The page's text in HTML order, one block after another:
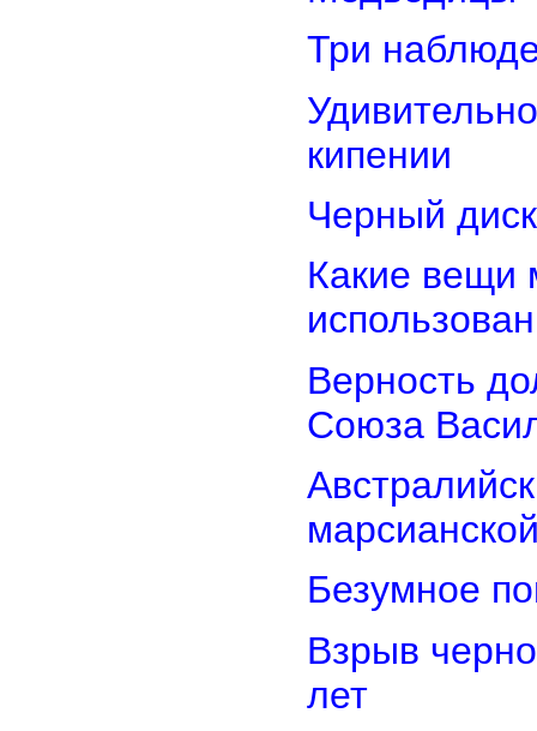
Три
кипении
Черный
Какие вещи
Верность
Союза
Безумное
Взрыв
лет